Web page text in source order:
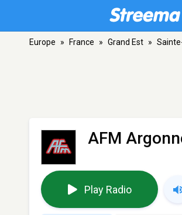
Europe » France » Grand Est »
AFM
Play Radio